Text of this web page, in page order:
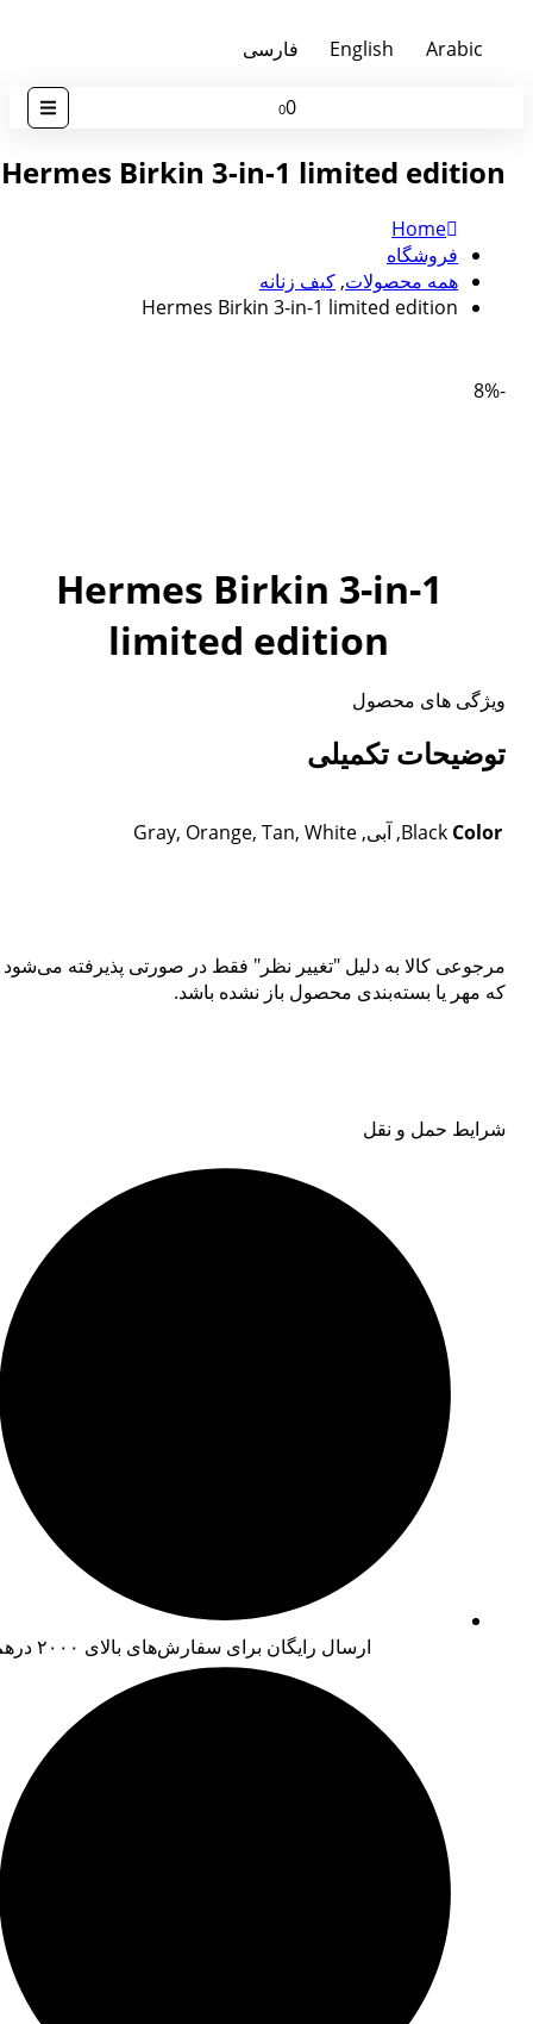
Arabic
English فارسی
00
Hermes Birkin 3-in-1 limited edition
Home
فروشگاه
همه محصولات, کیف زنانه
Hermes Birkin 3-in-1 limited edition
-8%
Hermes Birkin 3-in-1
limited edition
ویژگی های محصول
توضیحات تکمیلی
Color Black, آبی, Gray, Orange, Tan, White
مرجوعی کالا به دلیل "تغییر نظر" فقط در صورتی پذیرفته می‌شود
که مهر یا بسته‌بندی محصول باز نشده باشد.
شرایط حمل و نقل
ارسال رایگان برای سفارش‌های بالای ۲۰۰۰ درهم